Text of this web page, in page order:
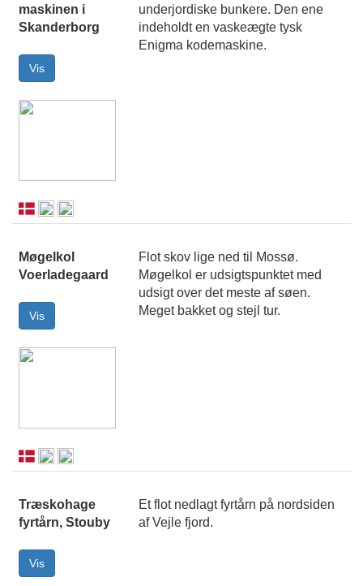
maskinen i
Skanderborg
underjordiske bunkere. Den ene
indeholdt en vaskeægte tysk
Enigma kodemaskine.
Møgelkol
Voerladegaard
Flot skov lige ned til Mossø.
Møgelkol er udsigtspunktet med
udsigt over det meste af søen.
Meget bakket og stejl tur.
Træskohage
fyrtårn, Stouby
Et flot nedlagt fyrtårn på nordsiden
af Vejle fjord.